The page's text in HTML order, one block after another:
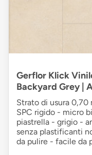
Gerflor Klick
Backyard Grey |
Strato di usura
SPC rigido - micro
piastrella - grigio -
senza plastificanti
da pulire - facile da